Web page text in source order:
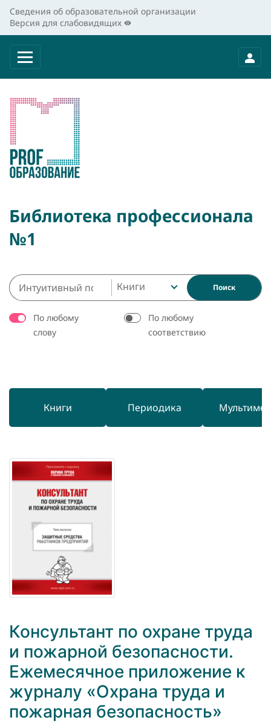
Сведения об образовательной организации
Версия для слабовидящих
Библиотека профессионала
№1
Книги Поиск
По любому
слову
По любому
соответствию
Книги Периодика
Консультант по охране труда
и пожарной безопасности.
Ежемесячное приложение к
журналу «Охрана труда и
пожарная безопасность»